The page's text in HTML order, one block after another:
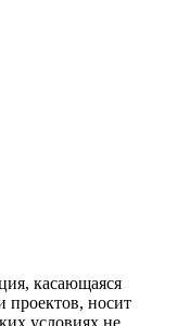
касающаяся
проектов, носит
условиях не